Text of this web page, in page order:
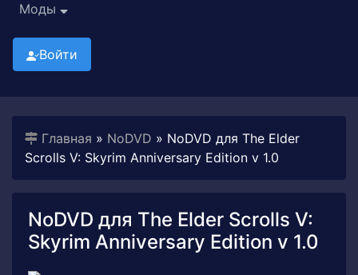
Моды
Войти
Главная » NoDVD » NoDVD для The Elder
Scrolls V: Skyrim Anniversary Edition v 1.0
NoDVD для The Elder Scrolls V:
Skyrim Anniversary Edition v 1.0